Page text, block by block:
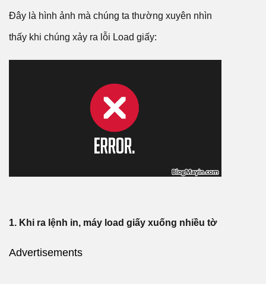
Đây là hình ảnh mà chúng ta thường xuyên nhìn
thấy khi chúng xảy ra lỗi Load giấy:
1. Khi ra lệnh in, máy load giấy xuống nhiều tờ
Advertisements